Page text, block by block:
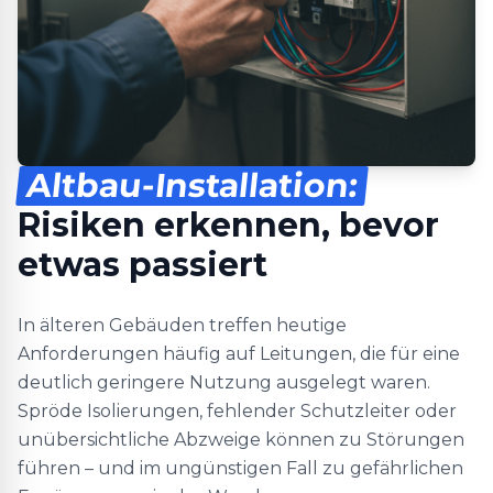
Altbau-Installation:
Risiken erkennen, bevor
etwas passiert
In älteren Gebäuden treffen heutige
Anforderungen häufig auf Leitungen, die für eine
deutlich geringere Nutzung ausgelegt waren.
Spröde Isolierungen, fehlender Schutzleiter oder
unübersichtliche Abzweige können zu Störungen
führen – und im ungünstigen Fall zu gefährlichen